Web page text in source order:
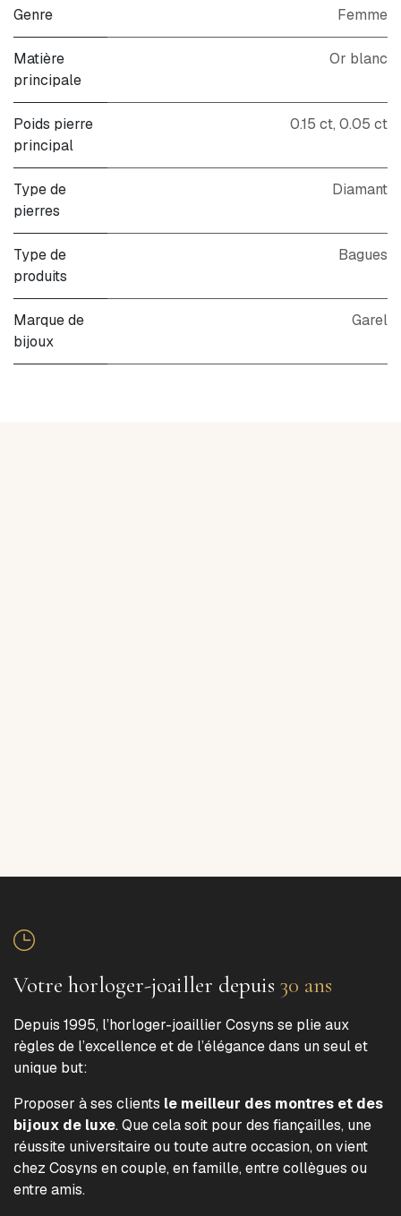
Genre Femme
Matière
principale
Or blanc
Poids pierre
principal
0.15 ct, 0.05 ct
Type de
pierres
Diamant
Type de
produits
Bagues
Marque de
bijoux
Garel
Votre horloger-joailler depuis 30 ans
Depuis 1995, l’horloger-joaillier Cosyns se plie aux
règles de l’excellence et de l’élégance dans un seul et
unique but:
Proposer à ses clients le meilleur des montres et des
bijoux de luxe. Que cela soit pour des fiançailles, une
réussite universitaire ou toute autre occasion, on vient
chez Cosyns en couple, en famille, entre collègues ou
entre amis.